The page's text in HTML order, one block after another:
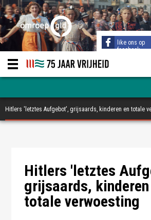
like ons op
facebook
Hitlers 'letztes Aufgebot', grijsaards, kinderen en totale
Hitlers 'letztes
grijsaards, kinderen
totale verwoesting